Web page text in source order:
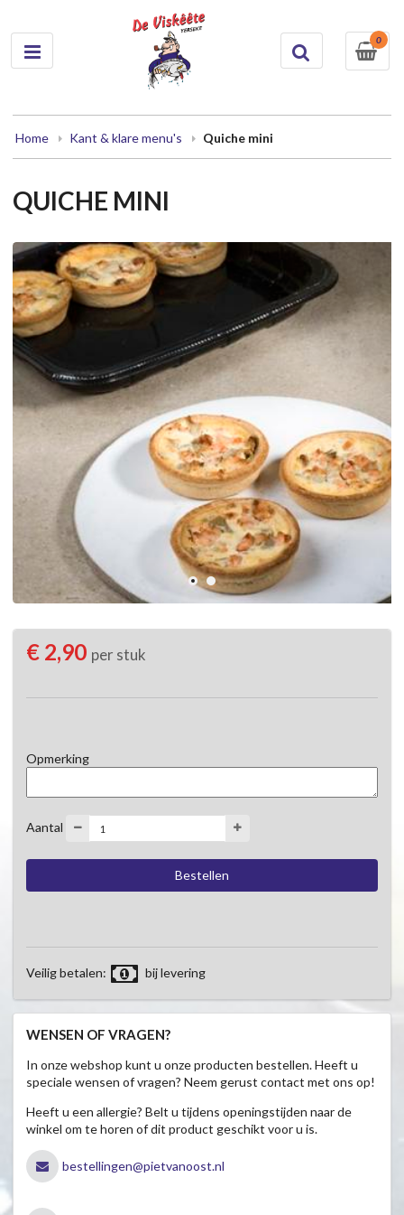
0
Home Kant & klare menu's Quiche mini
QUICHE MINI
€ 2,90 per stuk
Opmerking
Aantal
Veilig betalen: bij levering
WENSEN OF VRAGEN?
In onze webshop kunt u onze producten bestellen. Heeft u
speciale wensen of vragen? Neem gerust contact met ons op!
Heeft u een allergie? Belt u tijdens openingstijden naar de
winkel om te horen of dit product geschikt voor u is.
bestellingen@pietvanoost.nl